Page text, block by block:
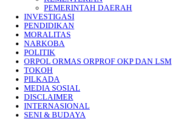
PEMERINTAH DAERAH
INVESTIGASI
PENDIDIKAN
MORALITAS
NARKOBA
POLITIK
ORPOL ORMAS ORPROF OKP DAN LSM
TOKOH
PILKADA
MEDIA SOSIAL
DISCLAIMER
INTERNASIONAL
SENI & BUDAYA